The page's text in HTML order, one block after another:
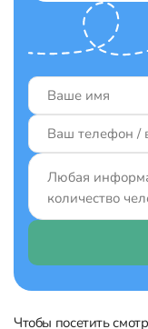
Чтобы посетить